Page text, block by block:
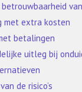
met extra kosten
betalingen
uitleg bij
de risico’s